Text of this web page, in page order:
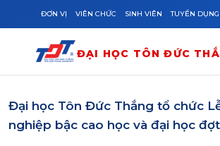
Skip to main content
ĐƠN VỊ VIÊN CHỨC SINH VIÊN TUYỂN DỤNG
ĐẠI HỌC TÔN ĐỨC
Đại học Tôn Đức Thắng tổ chức
nghiệp bậc cao học và đại học